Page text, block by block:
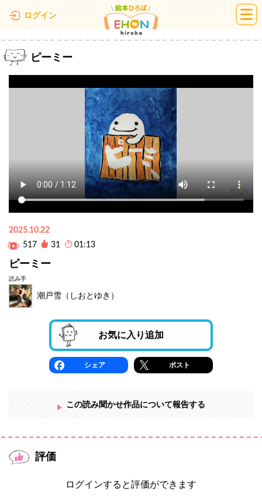
ログイン 絵本ひろば
ピーミー
2025.10.22
517
31 01:13
ピーミー
読み手
潮戸雪（しおとゆき）
お気に入り追加
シェア ポスト
この読み聞かせ作品について報告する
評価
ログインすると評価ができます